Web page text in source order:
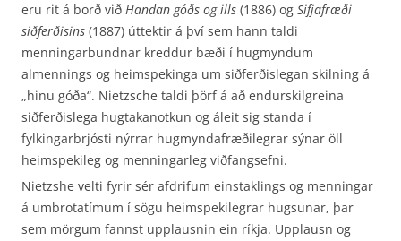
eru rit á borð við Handan góðs og ills (1886) og Sifjafræði
siðferðisins (1887) úttektir á því sem hann taldi
menningarbundnar kreddur bæði í hugmyndum
almennings og heimspekinga um siðferðislegan skilning á
„hinu góða“. Nietzsche taldi þörf á að endurskilgreina
siðferðislega hugtakanotkun og áleit sig standa í
fylkingarbrjósti nýrrar hugmyndafræðilegrar sýnar öll
heimspekileg og menningarleg viðfangsefni.
Nietzshe velti fyrir sér afdrifum einstaklings og menningar
á umbrotatímum í sögu heimspeki­legrar hugsunar, þar
sem mörgum fannst upplausnin ein ríkja. Upplausn og